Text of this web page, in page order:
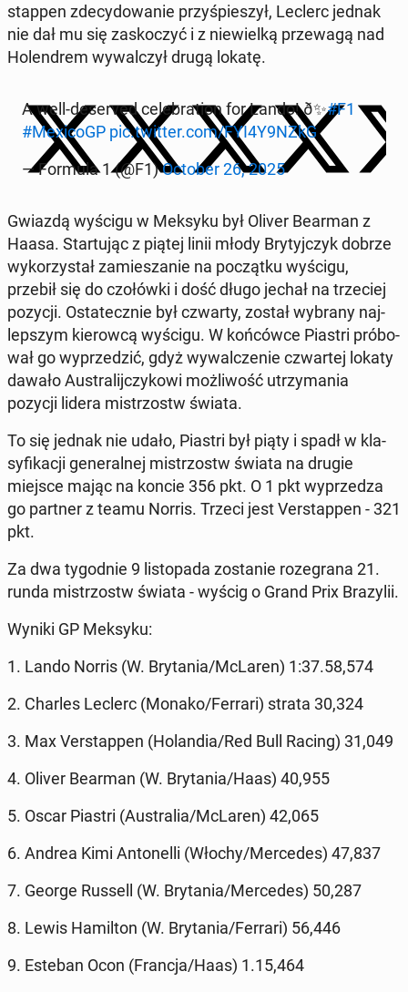
stap­pen zde­cy­do­wa­nie przy­śpie­szył, Leclerc jednak
nie dał mu się za­sko­czyć i z nie­wiel­ką prze­wa­gą nad
Ho­len­drem wy­wal­czył drugą lokatę.
A well-de­se­rved ce­le­bra­tion for Lando! ð✨#F1
#Me­xi­coGP pic.twitter.com/FYI4Y9NZkG
— Formula 1 (@F1)October 26, 2025
Gwiazdą wyścigu w Meksyku był Oliver Bearman z
Haasa. Star­tu­jąc z piątej linii młody Bry­tyj­czyk dobrze
wy­ko­rzy­stał za­mie­sza­nie na po­cząt­ku wyścigu,
przebił się do czo­łów­ki i dość długo jechał na trze­ciej
pozycji. Osta­tecz­nie był czwarty, został wybrany naj­
lep­szym kie­row­cą wyścigu. W koń­ców­ce Piastri pró­bo­
wał go wy­prze­dzić, gdyż wy­wal­cze­nie czwar­tej lokaty
dawało Au­stra­lij­czy­ko­wi moż­li­wość utrzy­ma­nia
pozycji lidera mi­strzostw świata.
To się jednak nie udało, Piastri był piąty i spadł w kla­
sy­fi­ka­cji ge­ne­ral­nej mi­strzostw świata na drugie
miejsce mając na koncie 356 pkt. O 1 pkt wy­prze­dza
go partner z teamu Norris. Trzeci jest Ver­stap­pen - 321
pkt.
Za dwa ty­go­dnie 9 li­sto­pa­da zo­sta­nie ro­ze­gra­na 21.
runda mi­strzostw świata - wyścig o Grand Prix Bra­zy­lii.
Wyniki GP Meksyku:
1. Lando Norris (W. Bry­ta­nia/McLaren) 1:37.58,574
2. Charles Leclerc (Monako/Ferrari) strata 30,324
3. Max Ver­stap­pen (Ho­lan­dia/Red Bull Racing) 31,049
4. Oliver Bearman (W. Bry­ta­nia/Haas) 40,955
5. Oscar Piastri (Au­stra­lia/McLaren) 42,065
6. Andrea Kimi An­to­nel­li (Włochy/Mer­ce­des) 47,837
7. George Russell (W. Bry­ta­nia/Mer­ce­des) 50,287
8. Lewis Ha­mil­ton (W. Bry­ta­nia/Ferrari) 56,446
9. Esteban Ocon (Francja/Haas) 1.15,464